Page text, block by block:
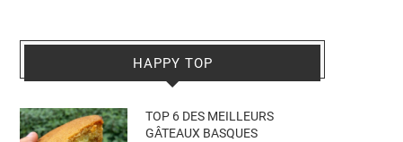
HAPPY TOP
TOP 6 DES MEILLEURS
GÂTEAUX BASQUES